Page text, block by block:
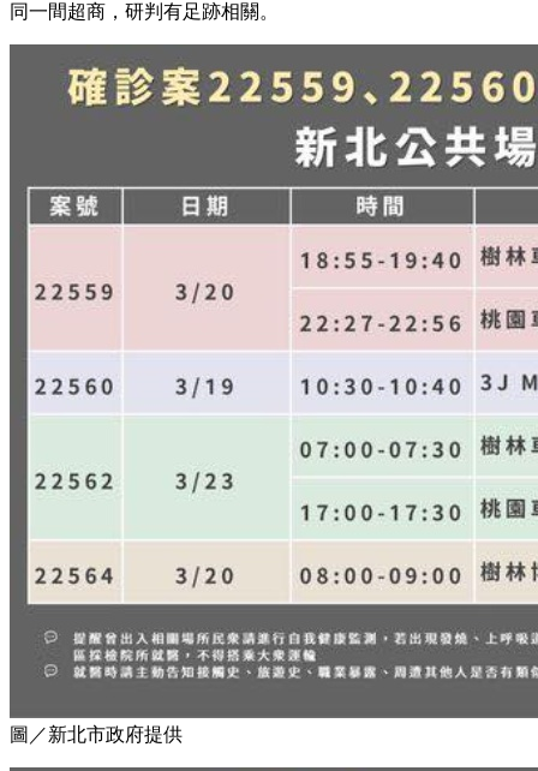
同一間超商，研判有足跡相關。
圖／新北市政府提供